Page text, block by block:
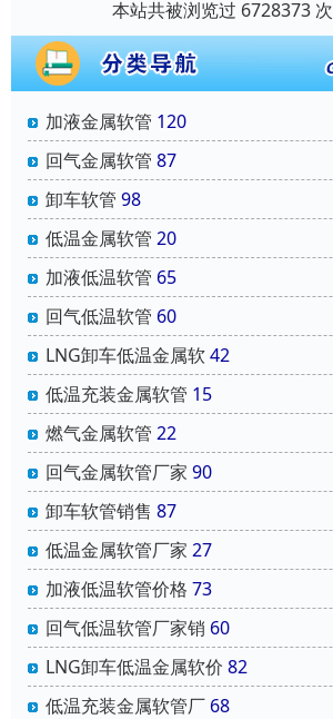
本站共被浏览过 6728373 次
加液金属软管 120
回气金属软管 87
卸车软管 98
低温金属软管 20
加液低温软管 65
回气低温软管 60
LNG卸车低温金属软42
低温充装金属软管 15
燃气金属软管 22
回气金属软管厂家 90
卸车软管销售 87
低温金属软管厂家 27
加液低温软管价格 73
回气低温软管厂家销 60
LNG卸车低温金属软价 82
低温充装金属软管厂 68